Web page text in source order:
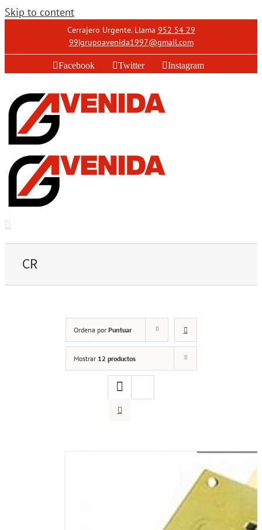
Skip to content
Cerrajero Urgente. Llama 952 54 29
99|grupoavenida1997@gmail.com
Facebook Twitter Instagram
CR
Ordena por Puntuar
Mostrar 12 productos